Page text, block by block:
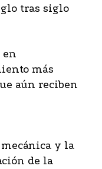
tras siglo
en
más
aún reciben
y la
de la